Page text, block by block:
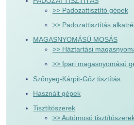
>> Padozattisztító gépek
>> Padozattisztítás
MAGASNYOMÁSÚ MOSÁS
>> Háztartási
>> Ipari magasnyomású
Szőnyeg-Kárpit-Gőz tisztítás
Használt gépek
Tisztítószerek
>> Autómosó